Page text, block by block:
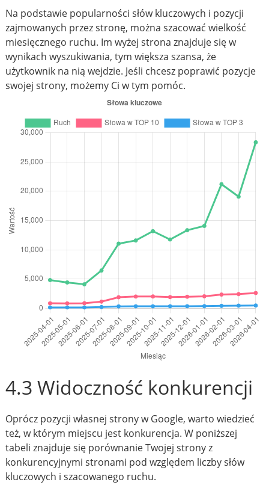
Na podstawie popularności słów kluczowych i pozycji
zajmowanych przez stronę, można szacować wielkość
miesięcznego ruchu. Im wyżej strona znajduje się w
wynikach wyszukiwania, tym większa szansa, że
użytkownik na nią wejdzie. Jeśli chcesz poprawić pozycje
swojej strony, możemy Ci w tym pomóc.
4.3 Widoczność konkurencji
Oprócz pozycji własnej strony w Google, warto wiedzieć
też, w którym miejscu jest konkurencja. W poniższej
tabeli znajduje się porównanie Twojej strony z
konkurencyjnymi stronami pod względem liczby słów
kluczowych i szacowanego ruchu.